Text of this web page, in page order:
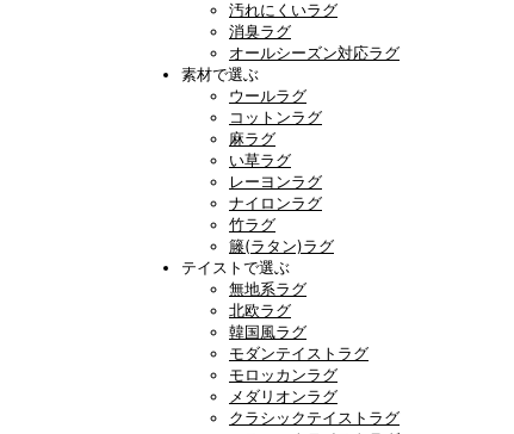
汚れにくいラグ
消臭ラグ
オールシーズン対応ラグ
素材で選ぶ
ウールラグ
コットンラグ
麻ラグ
い草ラグ
レーヨンラグ
ナイロンラグ
竹ラグ
籐(ラタン)ラグ
テイストで選ぶ
無地系ラグ
北欧ラグ
韓国風ラグ
モダンテイストラグ
モロッカンラグ
メダリオンラグ
クラシックテイストラグ